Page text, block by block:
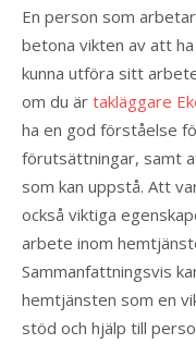
En person som
betona vikten av att
kunna utföra sitt
om du är takläggare
ha en god förståelse
förutsättningar, samt
som kan uppstå. Att
också viktiga
arbete inom
Sammanfattningsvis
hemtjänsten som en
stöd och hjälp till